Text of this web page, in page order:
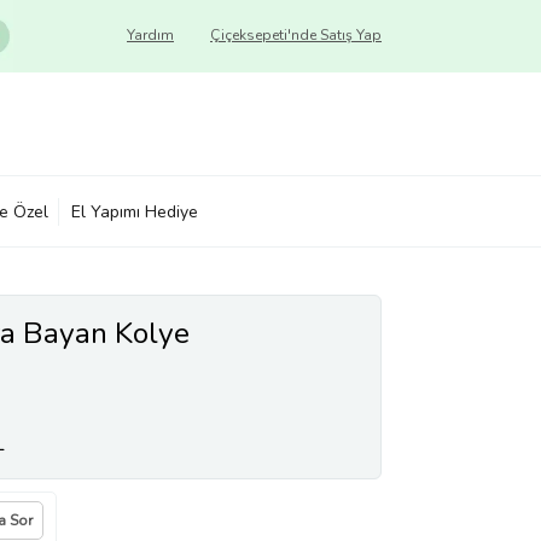
Çiçeksepeti'nde Satış Yap
Yardım
Özel El Yapımı Hediye
Bayan Kolye
Sor